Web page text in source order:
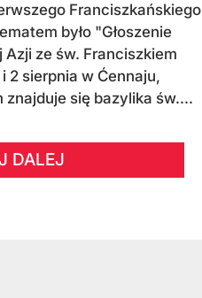
Franciszkańskiego
było "Głoszenie
ze św. Franciszkiem
2 sierpnia w Ćennaju,
się bazylika św....
DALEJ